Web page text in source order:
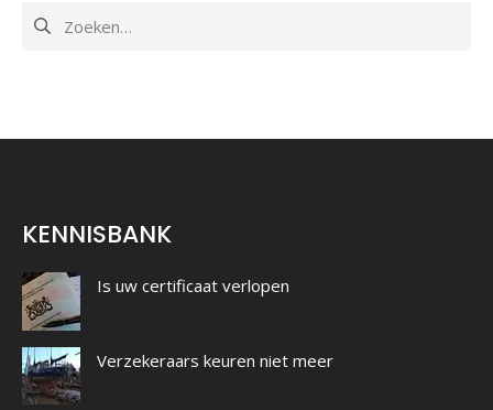
KENNISBANK
Is uw certificaat verlopen
Verzekeraars keuren niet meer